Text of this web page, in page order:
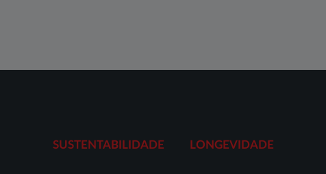
SUSTENTABILIDADE LONGEVIDADE